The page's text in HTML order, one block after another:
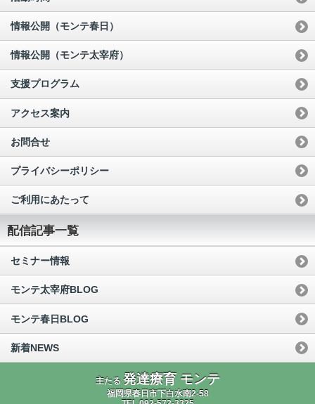
情報公開（モンテ春日）
情報公開（モンテ太宰府）
支援プログラム
アクセス案内
お問合せ
プライバシーポリシー
ご利用にあたって
配信記事一覧
セミナー情報
モンテ太宰府BLOG
モンテ春日BLOG
新着NEWS
主たる 発達療育 モンテ
福岡県春日市下白水南2-58